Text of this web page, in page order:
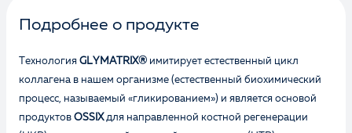
Подробнее о продукте
Технология GLYMATRIX® имитирует естественный цикл
коллагена в нашем организме (естественный биохимический
процесс, называемый «гликированием») и является основой
продуктов OSSIXдля направленной костной регенерации